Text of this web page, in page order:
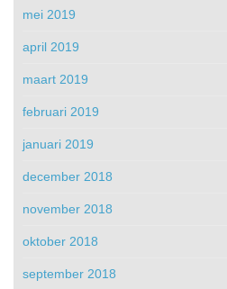
mei 2019
april 2019
maart 2019
februari 2019
januari 2019
december 2018
november 2018
oktober 2018
september 2018